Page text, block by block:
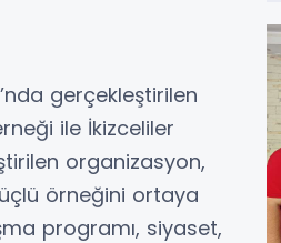
gerçekleştirilen
ile İkizceliler
organizasyon,
örneğini ortaya
programı, siyaset,